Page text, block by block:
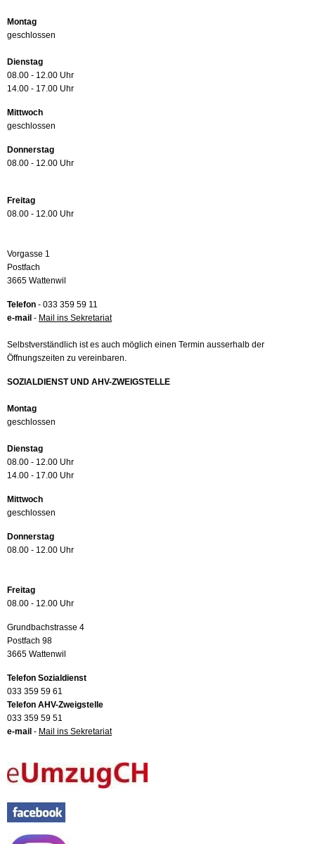
Montag
geschlossen
Dienstag
08.00 - 12.00 Uhr
14.00 - 17.00 Uhr
Mittwoch
geschlossen
Donnerstag
08.00 - 12.00 Uhr
Freitag
08.00 - 12.00 Uhr
Vorgasse 1
Postfach
3665 Wattenwil
Telefon - 033 359 59 11
e-mail - Mail ins Sekretariat
Selbstverständlich ist es auch möglich einen Termin ausserhalb der
Öffnungszeiten zu vereinbaren.
SOZIALDIENST UND AHV-ZWEIGSTELLE
Montag
geschlossen
Dienstag
08.00 - 12.00 Uhr
14.00 - 17.00 Uhr
Mittwoch
geschlossen
Donnerstag
08.00 - 12.00 Uhr
Freitag
08.00 - 12.00 Uhr
Grundbachstrasse 4
Postfach 98
3665 Wattenwil
Telefon Sozialdienst
033 359 59 61
Telefon AHV-Zweigstelle
033 359 59 51
e-mail - Mail ins Sekretariat